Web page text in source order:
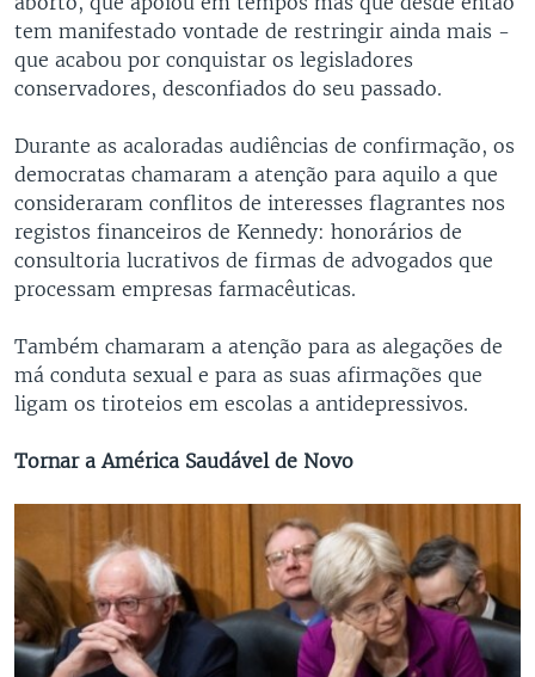
tem manifestado vontade de restringir ainda mais -
que acabou por conquistar os legisladores
conservadores, desconfiados do seu passado.
Durante as acaloradas audiências de confirmação, os
democratas chamaram a atenção para aquilo a que
consideraram conflitos de interesses flagrantes nos
registos financeiros de Kennedy: honorários de
consultoria lucrativos de firmas de advogados que
processam empresas farmacêuticas.
Também chamaram a atenção para as alegações de
má conduta sexual e para as suas afirmações que
ligam os tiroteios em escolas a antidepressivos.
Tornar a América Saudável de Novo